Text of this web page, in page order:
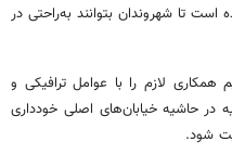
تا شهروندان بتوانند به‌راحتی در
همکاری لازم را با عوامل ترافیکی و
در حاشیه خیابان‌های اصلی خودداری
شود.‌